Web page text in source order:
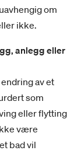
om
ikke.
anlegg eller
av et
som
eller flytting
være
bad vil